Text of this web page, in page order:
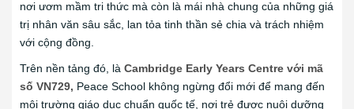
nơi ươm mầm tri thức mà còn là mái nhà chung của những giá
trị nhân văn sâu sắc, lan tỏa tinh thần sẻ chia và trách nhiệm
với cộng đồng.
Trên nền tảng đó, là Cambridge Early Years Centre với mã
số VN729, Peace School không ngừng đổi mới để mang đến
môi trường giáo dục chuẩn quốc tế, nơi trẻ được nuôi dưỡng